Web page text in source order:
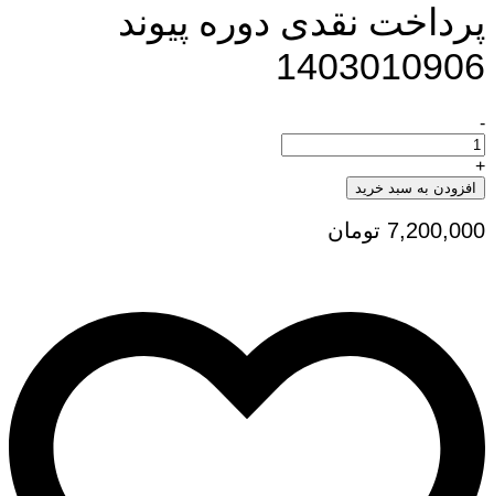
پرداخت نقدی دوره پیوند
1403010906
پرداخت
نقدی
دوره
پیوند
1403010906
تعداد
-
+
افزودن به سبد خرید
7,200,000 تومان